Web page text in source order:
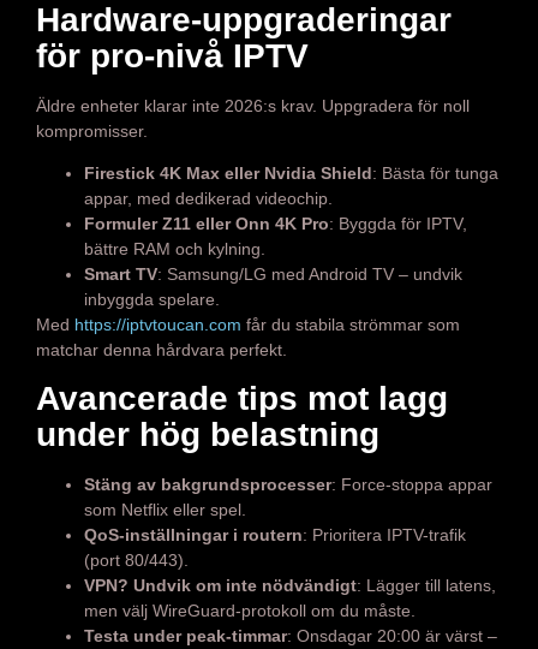
Hardware-uppgraderingar
för pro-nivå IPTV
Äldre enheter klarar inte 2026:s krav. Uppgradera för noll
kompromisser.
Firestick 4K Max eller Nvidia Shield: Bästa för tunga
appar, med dedikerad videochip.
Formuler Z11 eller Onn 4K Pro: Byggda för IPTV,
bättre RAM och kylning.
Smart TV: Samsung/LG med Android TV – undvik
inbyggda spelare.
Med https://iptvtoucan.com får du stabila strömmar som
matchar denna hårdvara perfekt.
Avancerade tips mot lagg
under hög belastning
Stäng av bakgrundsprocesser: Force-stoppa appar
som Netflix eller spel.
QoS-inställningar i routern: Prioritera IPTV-trafik
(port 80/443).
VPN? Undvik om inte nödvändigt: Lägger till latens,
men välj WireGuard-protokoll om du måste.
Testa under peak-timmar: Onsdagar 20:00 är värst –